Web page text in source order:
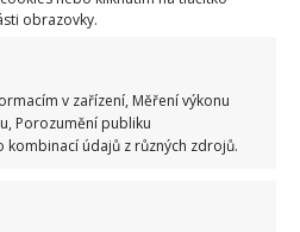
obrazovky.
v zařízení, Měření výkonu
Porozumění publiku
údajů z různých zdrojů.
plevele